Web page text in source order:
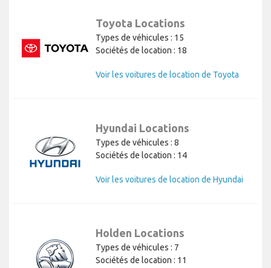
Toyota Locations
Types de véhicules : 15
Sociétés de location : 18
Voir les voitures de location de Toyota
Hyundai Locations
Types de véhicules : 8
Sociétés de location : 14
Voir les voitures de location de Hyundai
Holden Locations
Types de véhicules : 7
Sociétés de location : 11